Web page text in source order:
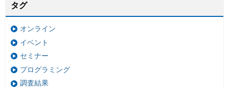
タグ
オンライン
イベント
セミナー
プログラミング
調査結果